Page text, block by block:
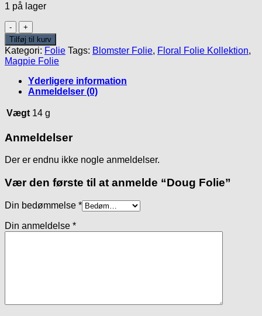
1 på lager
Doug
Folie
antal
Tilføj til kurv
Kategori: Folie Tags: Blomster Folie, Floral Folie Kollektion,
Magpie Folie
Yderligere information
Anmeldelser (0)
Vægt 14 g
Anmeldelser
Der er endnu ikke nogle anmeldelser.
Vær den første til at anmelde “Doug Folie”
Din bedømmelse *
Din anmeldelse *